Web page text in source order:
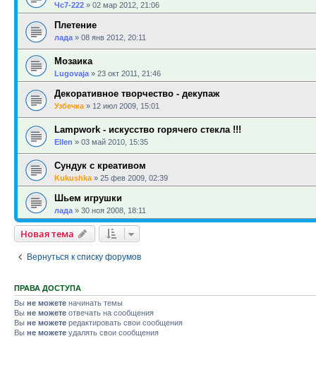
Чс7-222 » 02 мар 2012, 21:06
Плетение
лада » 08 янв 2012, 20:11
Мозаика
Lugovaja » 23 окт 2011, 21:46
Декоративное творчество - декупаж
Узбечка » 12 июл 2009, 15:01
Lampwork - искусство горячего стекла !!!
Ellen » 03 май 2010, 15:35
Сундук с креативом
Kukushka » 25 фев 2009, 02:39
Шьем игрушки
лада » 30 ноя 2008, 18:11
Новая тема
Вернуться к списку форумов
ПРАВА ДОСТУПА
Вы не можете начинать темы
Вы не можете отвечать на сообщения
Вы не можете редактировать свои сообщения
Вы не можете удалять свои сообщения